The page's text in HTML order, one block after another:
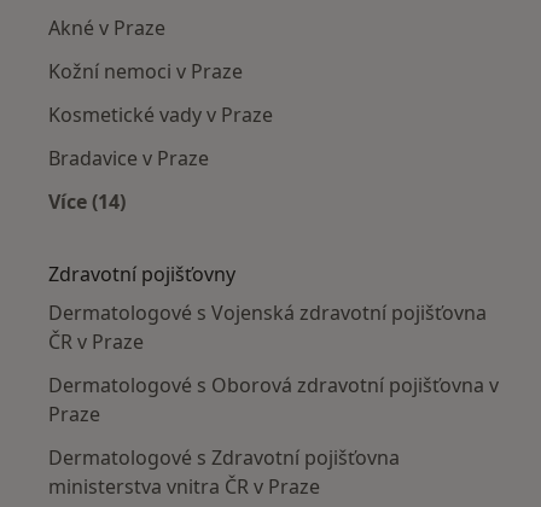
Akné v Praze
Kožní nemoci v Praze
Kosmetické vady v Praze
Bradavice v Praze
Více (14)
Zdravotní pojišťovny
Dermatologové s Vojenská zdravotní pojišťovna
ČR v Praze
Dermatologové s Oborová zdravotní pojišťovna v
Praze
Dermatologové s Zdravotní pojišťovna
ministerstva vnitra ČR v Praze